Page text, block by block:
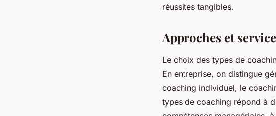
réussites tangibles.
Approches et
Le choix des types de
En entreprise, on distingue
coaching individuel, le
types de coaching répond à